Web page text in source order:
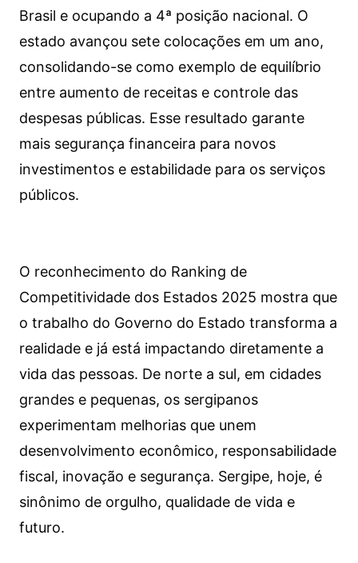
Brasil e ocupando a 4ª posição nacional. O
estado avançou sete colocações em um ano,
consolidando-se como exemplo de equilíbrio
entre aumento de receitas e controle das
despesas públicas. Esse resultado garante
mais segurança financeira para novos
investimentos e estabilidade para os serviços
públicos.
O reconhecimento do Ranking de
Competitividade dos Estados 2025 mostra que
o trabalho do Governo do Estado transforma a
realidade e já está impactando diretamente a
vida das pessoas. De norte a sul, em cidades
grandes e pequenas, os sergipanos
experimentam melhorias que unem
desenvolvimento econômico, responsabilidade
fiscal, inovação e segurança. Sergipe, hoje, é
sinônimo de orgulho, qualidade de vida e
futuro.